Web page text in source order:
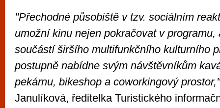
"Přechodné působiště v tzv. sociálním
umožní kinu nejen pokračovat v programu,
součástí širšího multifunkčního kulturního
postupně nabídne svým návštěvníkům
pekárnu, bikeshop a coworkingový prostor,"
Janulíková, ředitelka Turistického